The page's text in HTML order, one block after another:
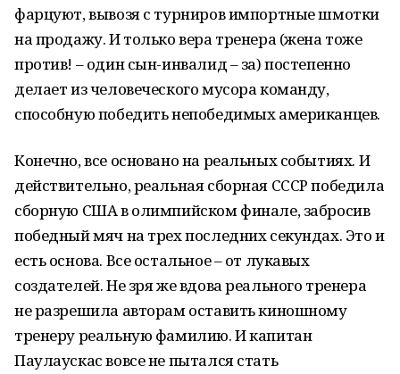
фарцуют, вывозя с турниров импортные шмотки
на продажу. И только вера тренера (жена тоже
против! – один сын-инвалид – за) постепенно
делает из человеческого мусора команду,
способную победить непобедимых американцев.
Конечно, все основано на реальных событиях. И
действительно, реальная сборная СССР победила
сборную США в олимпийском финале, забросив
победный мяч на трех последних секундах. Это и
есть основа. Все остальное – от лукавых
создателей. Не зря же вдова реального тренера
не разрешила авторам оставить киношному
тренеру реальную фамилию. И капитан
Паулаускас вовсе не пытался стать